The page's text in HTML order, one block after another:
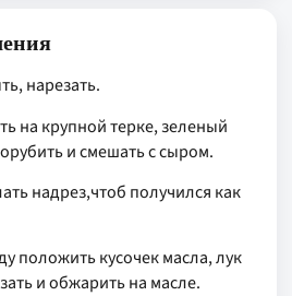
нарезать.
на крупной терке, зеленый
и смешать с сыром.
надрез,чтоб получился как
положить кусочек масла, лук
и обжарить на масле.